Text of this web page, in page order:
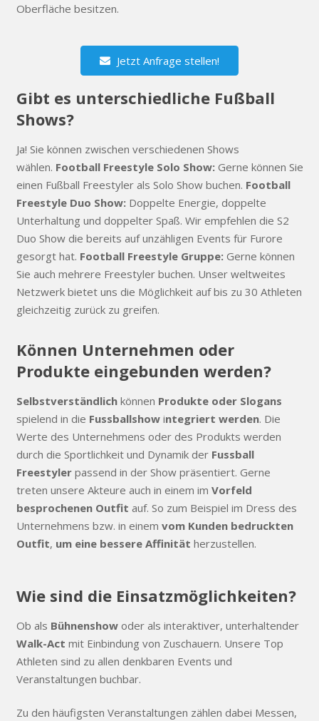
Oberfläche besitzen.
Jetzt Anfrage stellen!
Gibt es unterschiedliche Fußball
Shows?
Ja! Sie können zwischen verschiedenen Shows
wählen. Football Freestyle Solo Show: Gerne können Sie
einen Fußball Freestyler als Solo Show buchen. Football
Freestyle Duo Show: Doppelte Energie, doppelte
Unterhaltung und doppelter Spaß. Wir empfehlen die S2
Duo Show die bereits auf unzähligen Events für Furore
gesorgt hat. Football Freestyle Gruppe: Gerne können
Sie auch mehrere Freestyler buchen. Unser weltweites
Netzwerk bietet uns die Möglichkeit auf bis zu 30 Athleten
gleichzeitig zurück zu greifen.
Können Unternehmen oder
Produkte eingebunden werden?
Selbstverständlichkönnen Produkte oder Slogans
spielend in die Fussballshowintegriert werden. Die
Werte des Unternehmens oder des Produkts werden
durch die Sportlichkeit und Dynamik der Fussball
Freestylerpassend in der Show präsentiert. Gerne
treten unsere Akteure auch in einem im Vorfeld
besprochenen Outfit auf. So zum Beispiel im Dress des
Unternehmens bzw. in einem vom Kunden bedruckten
Outfit, um eine bessere Affinität herzustellen.
Wie sind die Einsatzmöglichkeiten?
Ob als Bühnenshowoder als interaktiver, unterhaltender
Walk-Act mit Einbindung von Zuschauern. Unsere Top
Athleten sind zu allen denkbaren Events und
Veranstaltungen buchbar.
Zu den häufigsten Veranstaltungen zählen dabei Messen,